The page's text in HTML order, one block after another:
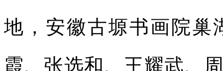
地，安徽古塬书画院巢
霞、张选和、王耀武、